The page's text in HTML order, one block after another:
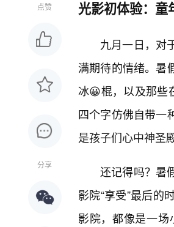
点赞
分享
光影初体验：童
九月一日，对
满期待的情绪。暑
冰😀棍，以及那些
四个字仿佛自带一
是孩子们心中神圣
还记得吗？暑
影院“享受”最后的
影院，都像是一